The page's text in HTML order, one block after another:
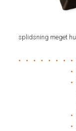
splidsning meget